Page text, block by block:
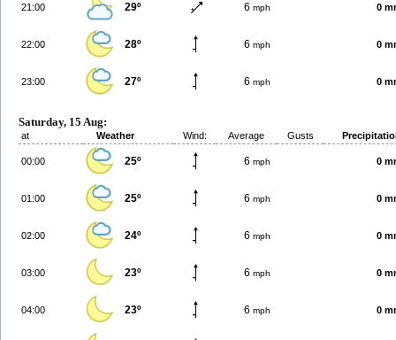
21:00 29º 6 mph 0
22:00 28º 6 mph 0
23:00 27º 6 mph 0
Saturday, 15 Aug:
at Weather Wind: Average Gusts
00:00 25º 6 mph 0
01:00 25º 6 mph 0
02:00 24º 6 mph 0
03:00 23º 6 mph 0
04:00 23º 6 mph 0